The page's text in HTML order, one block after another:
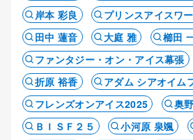
岸本 彩良
プリンスアイスワ
田中 蓮音
大庭 雅
櫛田
ファンタジー・オン・アイス幕張
折原 裕香
アダム シアオイム
フレンズオンアイス2025
奥
ＢＩＳＦ２５
小河原 泉颯